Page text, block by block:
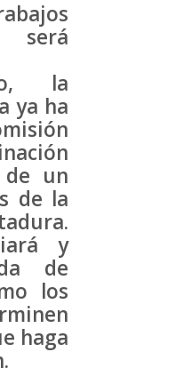
será
la
ya ha
de un
de la
y
de
los
haga